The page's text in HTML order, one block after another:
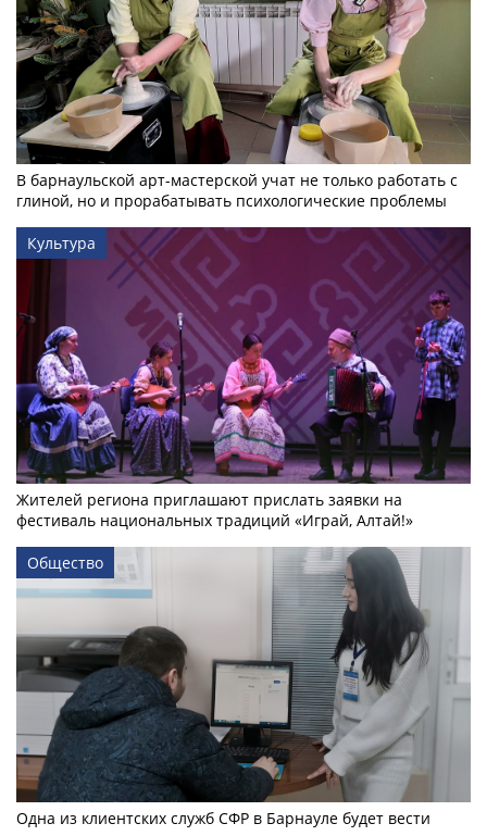
В барнаульской арт-мастерской учат не только работать с
глиной, но и прорабатывать психологические проблемы
Культура
Жителей региона приглашают прислать заявки на
фестиваль национальных традиций «Играй, Алтай!»
Общество
Одна из клиентских служб СФР в Барнауле будет вести